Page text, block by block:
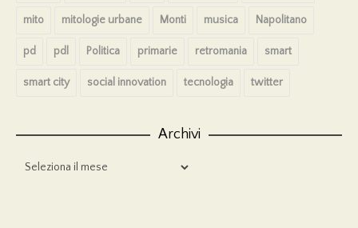
mito mitologie urbane Monti musica Napolitano
pd pdl Politica primarie retromania smart
smart city social innovation tecnologia twitter
Archivi
Archivi